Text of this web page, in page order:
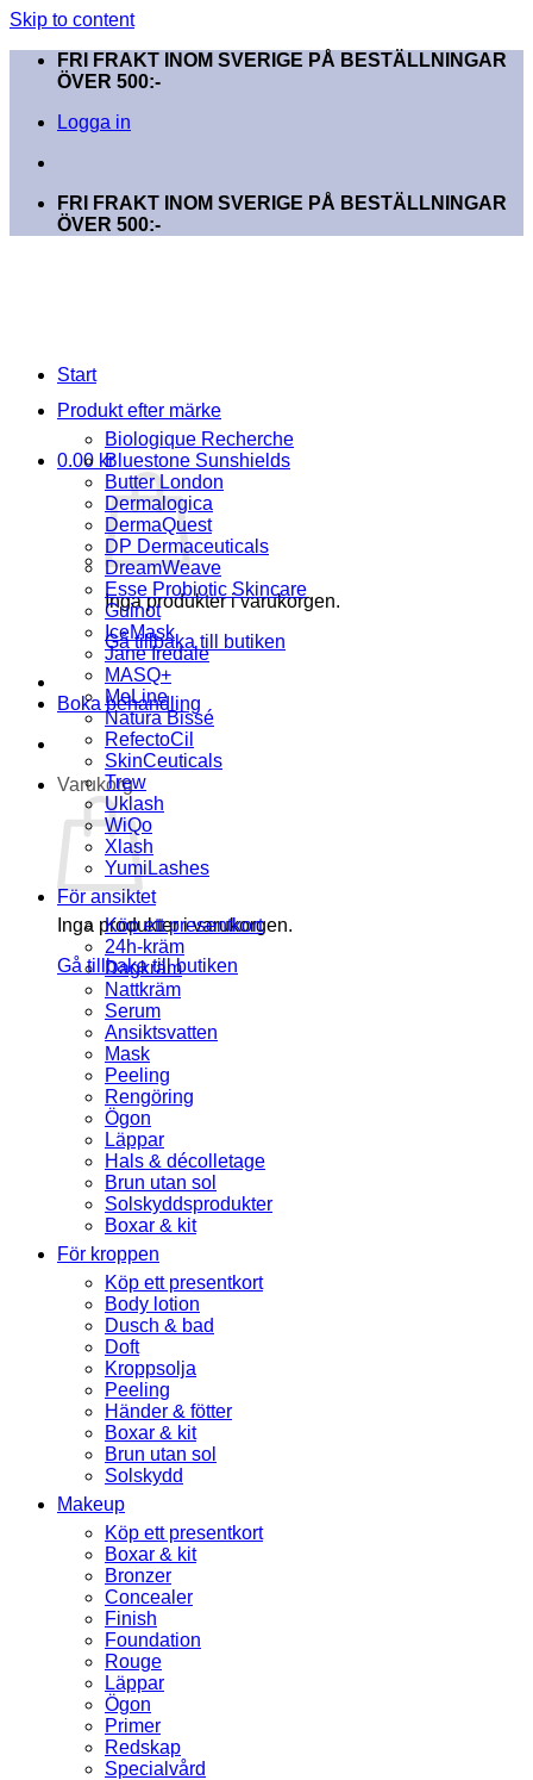
Skip to content
FRI FRAKT INOM SVERIGE PÅ BESTÄLLNINGAR
ÖVER 500:-
Logga in
FRI FRAKT INOM SVERIGE PÅ BESTÄLLNINGAR
ÖVER 500:-
0.00 kr
Inga produkter i varukorgen.
Gå tillbaka till butiken
Boka behandling
Varukorg
Inga produkter i varukorgen.
Gå tillbaka till butiken
Start
Produkt efter märke
Biologique Recherche
Bluestone Sunshields
Butter London
Dermalogica
DermaQuest
DP Dermaceuticals
DreamWeave
Esse Probiotic Skincare
Guinot
IceMask
Jane Iredale
MASQ+
MeLine
Natura Bissé
RefectoCil
SkinCeuticals
Trew
Uklash
WiQo
Xlash
YumiLashes
För ansiktet
Köp ett presentkort
24h-kräm
Dagkräm
Nattkräm
Serum
Ansiktsvatten
Mask
Peeling
Rengöring
Ögon
Läppar
Hals & décolletage
Brun utan sol
Solskyddsprodukter
Boxar & kit
För kroppen
Köp ett presentkort
Body lotion
Dusch & bad
Doft
Kroppsolja
Peeling
Händer & fötter
Boxar & kit
Brun utan sol
Solskydd
Makeup
Köp ett presentkort
Boxar & kit
Bronzer
Concealer
Finish
Foundation
Rouge
Läppar
Ögon
Primer
Redskap
Specialvård